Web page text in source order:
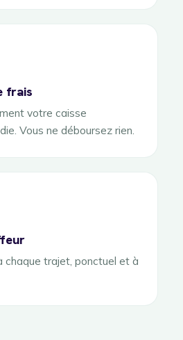
frais
votre caisse
Vous ne déboursez rien.
chaque trajet, ponctuel et à